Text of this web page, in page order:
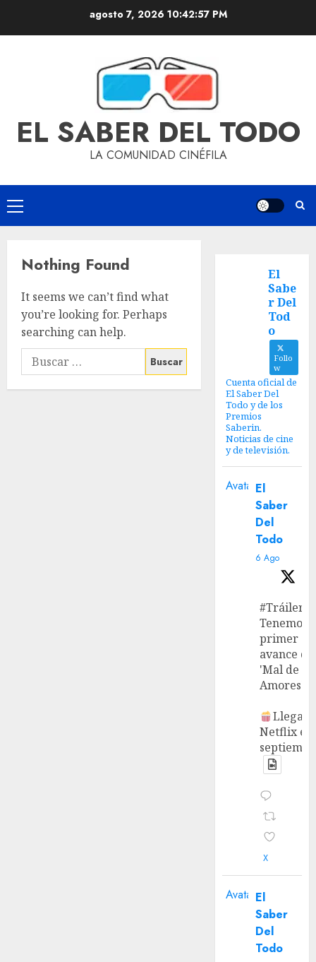
agosto 7, 2026 10:42:57 PM
EL SABER DEL TODO
LA COMUNIDAD CINÉFILA
Nothing Found
It seems we can’t find what
you’re looking for. Perhaps
searching can help.
El
Sabe
r Del
Tod
o
Follo
w
Cuenta oficial de
El Saber Del
Todo y de los
Premios
Saberin.
Noticias de cine
y de televisión.
Avatar El
Saber
Del
Todo
6 Ago
#Tráiler
Tenemos
primer
avance de
'Mal de
Amores'.
Llega a
Netflix en
X
Avatar El
Saber
Del
Todo